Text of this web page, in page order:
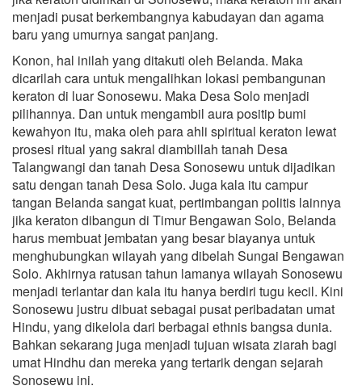
menjadi pusat berkembangnya kabudayan dan agama
baru yang umurnya sangat panjang.
Konon, hal inilah yang ditakuti oleh Belanda. Maka
dicarilah cara untuk mengalihkan lokasi pembangunan
keraton di luar Sonosewu. Maka Desa Solo menjadi
pilihannya. Dan untuk mengambil aura positip bumi
kewahyon itu, maka oleh para ahli spiritual keraton lewat
prosesi ritual yang sakral diambillah tanah Desa
Talangwangi dan tanah Desa Sonosewu untuk dijadikan
satu dengan tanah Desa Solo. Juga kala itu campur
tangan Belanda sangat kuat, pertimbangan politis lainnya
jika keraton dibangun di Timur Bengawan Solo, Belanda
harus membuat jembatan yang besar biayanya untuk
menghubungkan wilayah yang dibelah Sungai Bengawan
Solo. Akhirnya ratusan tahun lamanya wilayah Sonosewu
menjadi terlantar dan kala itu hanya berdiri tugu kecil. Kini
Sonosewu justru dibuat sebagai pusat peribadatan umat
Hindu, yang dikelola dari berbagai ethnis bangsa dunia.
Bahkan sekarang juga menjadi tujuan wisata ziarah bagi
umat Hindhu dan mereka yang tertarik dengan sejarah
Sonosewu ini.